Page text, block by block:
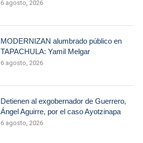
6 agosto, 2026
MODERNIZAN alumbrado público en
TAPACHULA: Yamil Melgar
6 agosto, 2026
Detienen al exgobernador de Guerrero,
Ángel Aguirre, por el caso Ayotzinapa
6 agosto, 2026